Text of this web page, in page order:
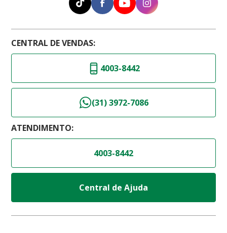
CENTRAL DE VENDAS:
4003-8442
(31) 3972-7086
ATENDIMENTO:
4003-8442
Central de Ajuda